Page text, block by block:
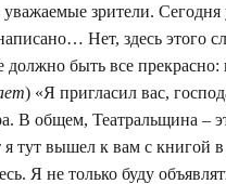
зрители.
Нет, здесь этого
должно быть все
) «Я пригласил вас,
В общем, Театральщина –
тут вышел к вам с книгой
Я не только буду